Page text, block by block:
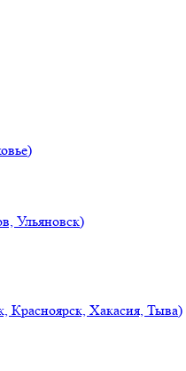
Ульяновск)
Хакасия, Тыва)